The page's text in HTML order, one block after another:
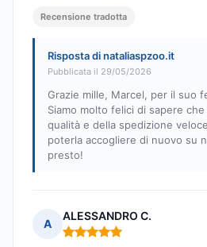
Recensione tradotta
Risposta di nataliaspzoo.it
Pubblicata il 29/05/2026
Grazie mille, Marcel, per il suo
Siamo molto felici di sapere
qualità e della spedizione
poterla accogliere di nuovo su
presto!
A
ALESSANDRO C.
Nota: 5 su 5